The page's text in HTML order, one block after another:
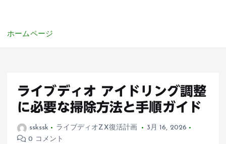
ホームページ
ライブディオ アイドリング調整
に必要な掃除方法と手順ガイド
sskssk ライブディオZX復活計画
3月 16, 2026
0 コメント